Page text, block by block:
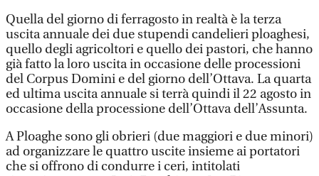
Quella del giorno di ferragosto in realtà è la terza
uscita annuale dei due stupendi candelieri ploaghesi,
quello degli agricoltori e quello dei pastori, che hanno
già fatto la loro uscita in occasione delle processioni
del Corpus Domini e del giorno dell’Ottava. La quarta
ed ultima uscita annuale si terrà quindi il 22 agosto in
occasione della processione dell’Ottava dell’Assunta.
A Ploaghe sono gli obrieri (due maggiori e due minori)
ad organizzare le quattro uscite insieme ai portatori
che si offrono di condurre i ceri, intitolati